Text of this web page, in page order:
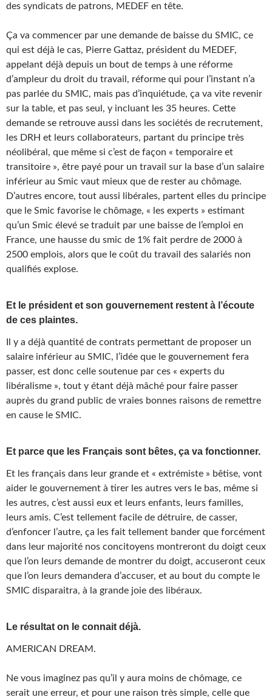
des syndicats de patrons, MEDEF en tête.
Ça va commencer par une demande de baisse du SMIC, ce
qui est déjà le cas, Pierre Gattaz, président du MEDEF,
appelant déjà depuis un bout de temps à une réforme
d’ampleur du droit du travail, réforme qui pour l’instant n’a
pas parlée du SMIC, mais pas d’inquiétude, ça va vite revenir
sur la table, et pas seul, y incluant les 35 heures. Cette
demande se retrouve aussi dans les sociétés de recrutement,
les DRH et leurs collaborateurs, partant du principe très
néolibéral, que même si c’est de façon « temporaire et
transitoire », être payé pour un travail sur la base d’un salaire
inférieur au Smic vaut mieux que de rester au chômage.
D’autres encore, tout aussi libérales, partent elles du principe
que le Smic favorise le chômage, « les experts » estimant
qu’un Smic élevé se traduit par une baisse de l’emploi en
France, une hausse du smic de 1% fait perdre de 2000 à
2500 emplois, alors que le coût du travail des salariés non
qualifiés explose.
Et le président et son gouvernement restent à l’écoute
de ces plaintes.
Il y a déjà quantité de contrats permettant de proposer un
salaire inférieur au SMIC, l’idée que le gouvernement fera
passer, est donc celle soutenue par ces « experts du
libéralisme », tout y étant déjà mâché pour faire passer
auprès du grand public de vraies bonnes raisons de remettre
en cause le SMIC.
Et parce que les Français sont bêtes, ça va fonctionner.
Et les français dans leur grande et « extrémiste » bêtise, vont
aider le gouvernement à tirer les autres vers le bas, même si
les autres, c’est aussi eux et leurs enfants, leurs familles,
leurs amis. C’est tellement facile de détruire, de casser,
d’enfoncer l’autre, ça les fait tellement bander que forcément
dans leur majorité nos concitoyens montreront du doigt ceux
que l’on leurs demande de montrer du doigt, accuseront ceux
que l’on leurs demandera d’accuser, et au bout du compte le
SMIC disparaitra, à la grande joie des libéraux.
Le résultat on le connait déjà.
AMERICAN DREAM.
Ne vous imaginez pas qu’il y aura moins de chômage, ce
serait une erreur, et pour une raison très simple, celle que